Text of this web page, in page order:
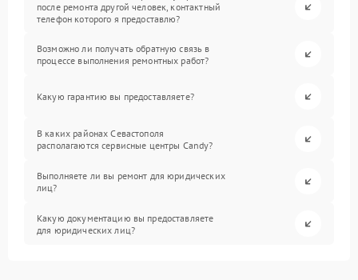
после ремонта другой человек, контактный
телефон которого я предоставлю?
Возможно ли получать обратную связь в
процессе выполнения ремонтных работ?
Какую гарантию вы предоставляете?
В каких районах Севастополя
располагаются сервисные центры Candy?
Выполняете ли вы ремонт для юридических
лиц?
Какую документацию вы предоставляете
для юридических лиц?